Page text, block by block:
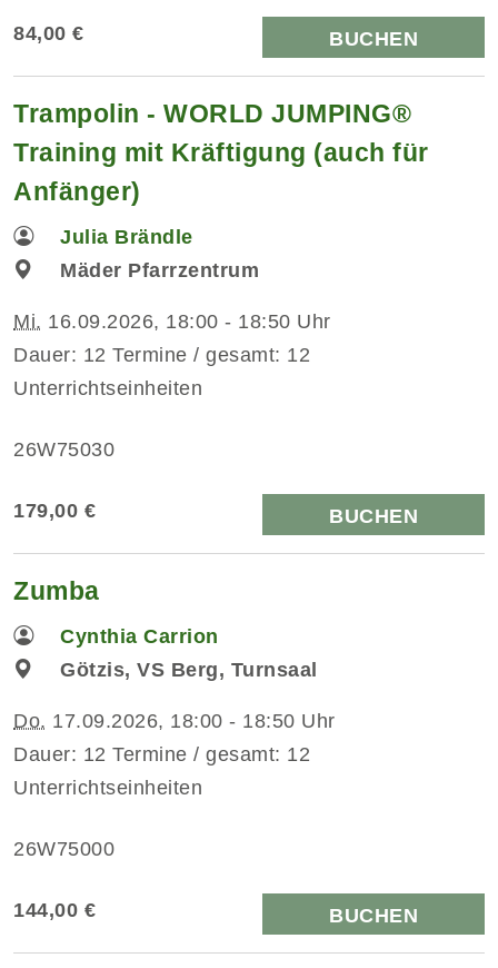
84,00 € BUCHEN
Trampolin - WORLD JUMPING®
Training mit Kräftigung (auch für
Anfänger)
Julia Brändle
Mäder Pfarrzentrum
Mi. 16.09.2026, 18:00 - 18:50 Uhr
Dauer: 12 Termine / gesamt: 12
Unterrichtseinheiten
26W75030
179,00 € BUCHEN
Zumba
Cynthia Carrion
Götzis, VS Berg, Turnsaal
Do. 17.09.2026, 18:00 - 18:50 Uhr
Dauer: 12 Termine / gesamt: 12
Unterrichtseinheiten
26W75000
144,00 € BUCHEN